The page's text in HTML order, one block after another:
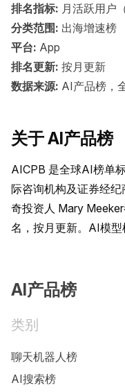
排名指标: 月活跃用户
分类范围: 出海增速榜
平台: App
排名更新: 按月更新
数据来源: AI产品榜，
关于 AI产品榜
AICPB 是全球AI榜单
际咨询机构及证券经
奇投资人 Mary
名，按月更新。AI模型
AI产品榜
类别
聊天机器人榜
AI搜索榜